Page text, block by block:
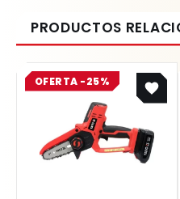
OFERTA -25%
Original
price
was:
$ 539.800.
Current
price
is:
$ 404.850.